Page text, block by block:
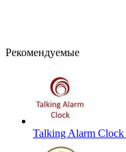
Рекомендуемые
Talking Alarm Clock